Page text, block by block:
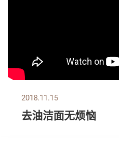
2018.11.15
去油洁面无烦恼